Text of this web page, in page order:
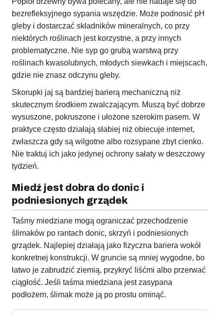
bezrefleksyjnego sypania wszędzie. Może podnosić pH
gleby i dostarczać składników mineralnych, co przy
niektórych roślinach jest korzystne, a przy innych
problematyczne. Nie syp go grubą warstwą przy
roślinach kwasolubnych, młodych siewkach i miejscach,
gdzie nie znasz odczynu gleby.
Skorupki jaj są bardziej barierą mechaniczną niż
skutecznym środkiem zwalczającym. Muszą być dobrze
wysuszone, pokruszone i ułożone szerokim pasem. W
praktyce często działają słabiej niż obiecuje internet,
zwłaszcza gdy są wilgotne albo rozsypane zbyt cienko.
Nie traktuj ich jako jedynej ochrony sałaty w deszczowy
tydzień.
Miedź jest dobra do donic i
podniesionych grządek
Taśmy miedziane mogą ograniczać przechodzenie
ślimaków po rantach donic, skrzyń i podniesionych
grządek. Najlepiej działają jako fizyczna bariera wokół
konkretnej konstrukcji. W gruncie są mniej wygodne, bo
łatwo je zabrudzić ziemią, przykryć liśćmi albo przerwać
ciągłość. Jeśli taśma miedziana jest zasypana
podłożem, ślimak może ją po prostu ominąć.